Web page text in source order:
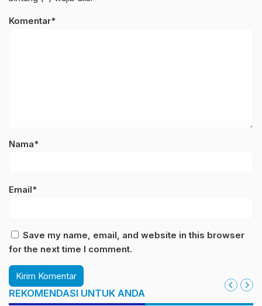
Komentar*
Nama*
Email*
Save my name, email, and website in this browser
for the next time I comment.
REKOMENDASI UNTUK ANDA